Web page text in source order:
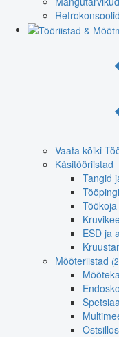
Retrokonsoolid
Vaata kõiki
Käsitööriistad
Tangid
ESD ja
Mõõteriistad